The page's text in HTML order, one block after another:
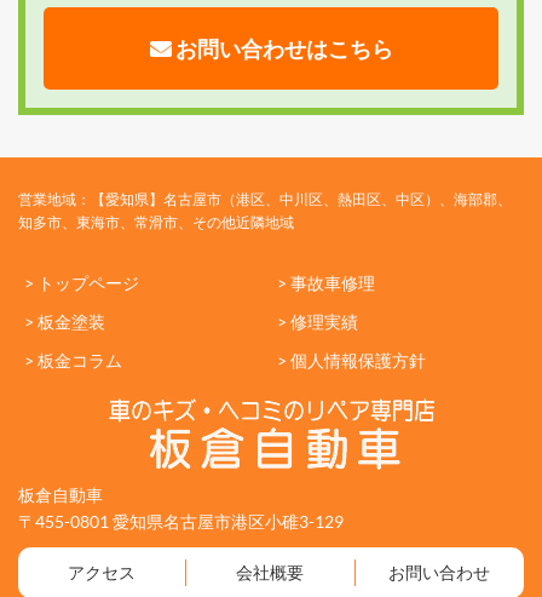
お問い合わせはこちら
営業地域：【愛知県】名古屋市（港区、中川区、熱田区、中区）、海部郡、
知多市、東海市、常滑市、その他近隣地域
> トップページ
> 事故車修理
> 板金塗装
> 修理実績
> 板金コラム
> 個人情報保護方針
板倉自動車
〒455-0801 愛知県名古屋市港区小碓3-129
アクセス 会社概要 お問い合わせ